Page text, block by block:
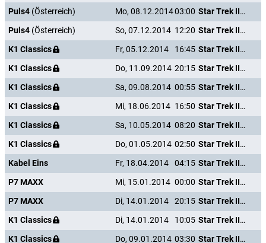
Puls4 (Österreich) Mo, 08.12.201403:00
Star Trek III - Auf der Suche nach Mr. Spock
Puls4 (Österreich) So, 07.12.2014 12:20
Star Trek III - Auf der Suche nach Mr. Spock
K1 Classics
Fr, 05.12.2014 16:45
Star Trek III - Auf der Suche nach Mr. Spock
K1 Classics
Do, 11.09.2014 20:15
Star Trek III - Auf der Suche nach Mr. Spock
K1 Classics
Sa, 09.08.2014 00:55
Star Trek III - Auf der Suche nach Mr. Spock
K1 Classics
Mi, 18.06.2014 16:50
Star Trek III - Auf der Suche nach Mr. Spock
K1 Classics
Sa, 10.05.2014 08:20
Star Trek III - Auf der Suche nach Mr. Spock
K1 Classics
Do, 01.05.2014 02:50
Star Trek III - Auf der Suche nach Mr. Spock
Kabel Eins
Fr, 18.04.2014 04:15
Star Trek III - Auf der Suche nach Mr. Spock
P7 MAXX
Mi, 15.01.2014 00:00
Star Trek III - Auf der Suche nach Mr. Spock
P7 MAXX
Di, 14.01.2014 20:15
Star Trek III - Auf der Suche nach Mr. Spock
K1 Classics
Di, 14.01.2014 10:05
Star Trek III - Auf der Suche nach Mr. Spock
K1 Classics
Do, 09.01.2014 03:30
Star Trek III - Auf der Suche nach Mr. Spock